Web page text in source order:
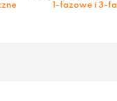
1-fazowe i 3-